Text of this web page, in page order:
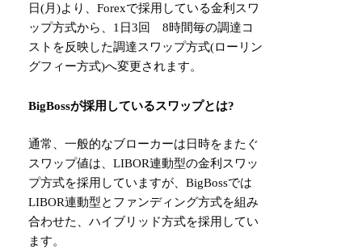
日(月)より、Forexで採用している金利スワ
ップ方式から、1日3回 8時間毎の調達コ
ストを反映した調達スワップ方式(ローリン
グフィー方式)へ変更されます。
BigBossが採用しているスワップとは?
通常、一般的なブローカーは日時をまたぐ
スワップ値は、LIBOR連動型の金利スワッ
プ方式を採用していますが、BigBossでは
LIBOR連動型とファンディング方式を組み
合わせた、ハイブリッド方式を採用してい
ます。